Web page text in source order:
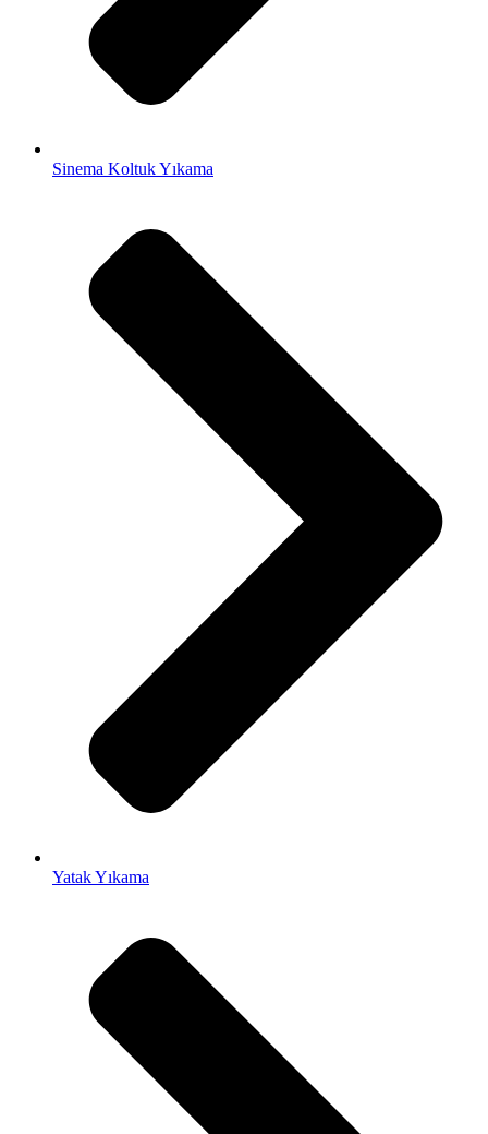
Sinema Koltuk Yıkama
Yatak Yıkama